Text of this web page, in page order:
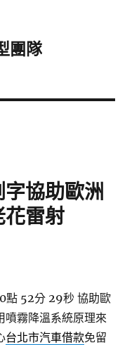
團隊
協助歐洲
花雷射
點 52分 29秒 協助歐
噴霧降溫系統原理來
台北市汽車借款免留